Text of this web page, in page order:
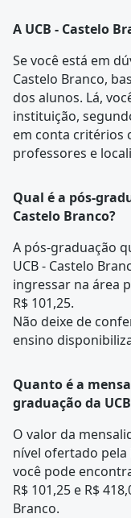
A UCB - Castelo
Se você está em
Castelo Branco,
dos alunos. Lá,
instituição,
em conta critérios
professores e
Qual é a pós-
Castelo Branco?
A pós-graduação
UCB - Castelo
ingressar na área
R$ 101,25.
Não deixe de
ensino
Quanto é a
graduação da
O valor da
nível ofertado pela
você pode
R$ 101,25 e R$
Branco.